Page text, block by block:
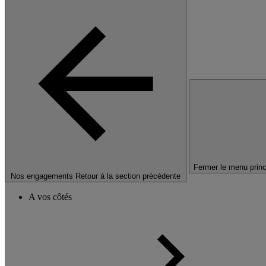
Nos engagements Retour à la section précédente
Fermer le menu
A vos côtés